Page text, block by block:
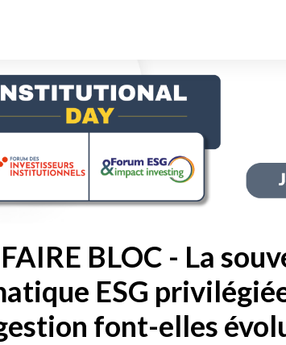
FAIRE BLOC - La
ESG
font-elles